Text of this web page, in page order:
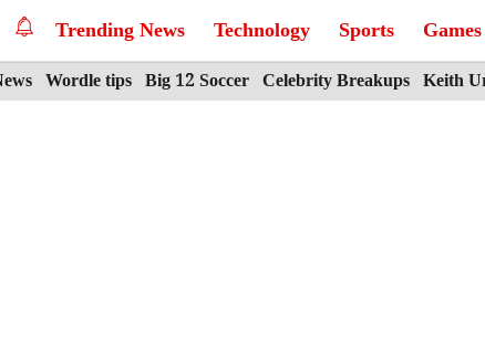
Trending News Technology Sports Games
Wordle tips Big 12 Soccer Celebrity Breakups Keith